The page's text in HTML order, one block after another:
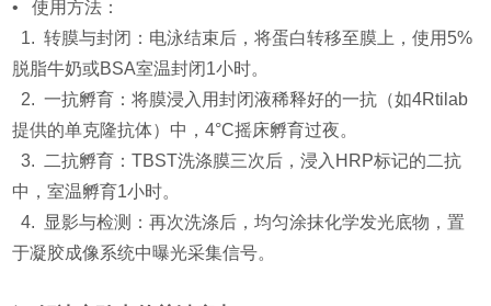
• 使用方法：
1. 转膜与封闭：电泳结束后，将蛋白转移至膜上，使用5%
脱脂牛奶或BSA室温封闭1小时。
2. 一抗孵育：将膜浸入用封闭液稀释好的一抗（如4Rtilab
提供的单克隆抗体）中，4°C摇床孵育过夜。
3. 二抗孵育：TBST洗涤膜三次后，浸入HRP标记的二抗
中，室温孵育1小时。
4. 显影与检测：再次洗涤后，均匀涂抹化学发光底物，置
于凝胶成像系统中曝光采集信号。